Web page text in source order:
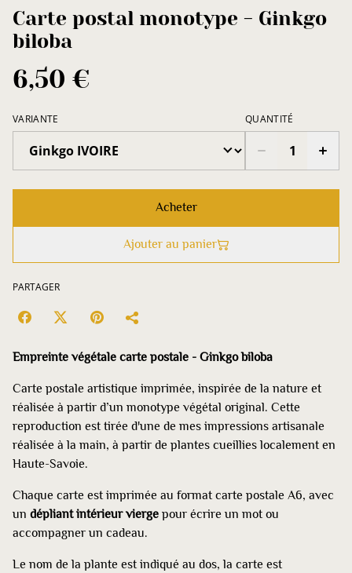
Carte postal monotype - Ginkgo
biloba
6,50 €
VARIANTE QUANTITÉ
Acheter
Ajouter au panier
PARTAGER
Empreinte végétale carte postale - Ginkgo biloba
Carte postale artistique imprimée, inspirée de la nature et
réalisée à partir d’un monotype végétal original. Cette
reproduction est tirée d'une de mes impressions artisanale
réalisée à la main, à partir de plantes cueillies localement en
Haute-Savoie.
Chaque carte est imprimée au format carte postale A6, avec
un dépliant intérieur vierge pour écrire un mot ou
accompagner un cadeau.
Le nom de la plante est indiqué au dos, la carte est